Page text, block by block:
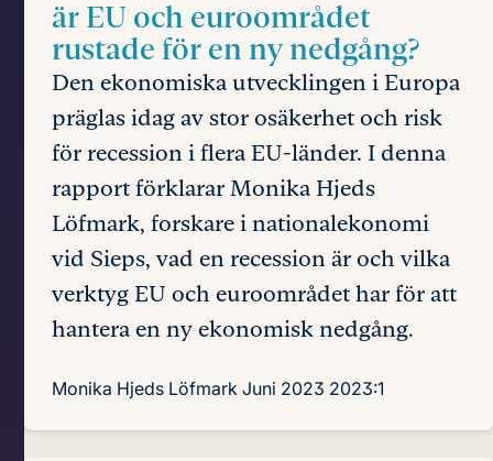
är EU och euroområdet
rustade för en ny nedgång?
Den ekonomiska utvecklingen i Europa
präglas idag av stor osäkerhet och risk
för recession i flera EU-länder. I denna
rapport förklarar Monika Hjeds
Löfmark, forskare i nationalekonomi
vid Sieps, vad en recession är och vilka
verktyg EU och euroområdet har för att
hantera en ny ekonomisk nedgång.
Monika Hjeds Löfmark Juni 2023 2023:1